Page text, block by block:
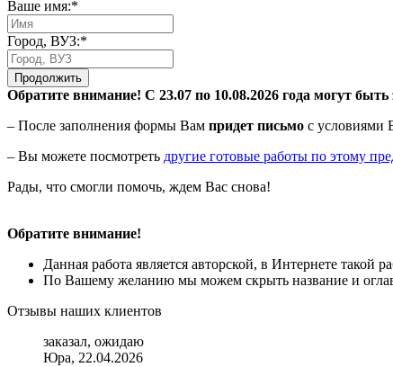
Ваше имя:*
Город, ВУЗ:*
Продолжить
Обратите внимание! С 23.07 по 10.08.2026 года могут
– После заполнения формы Вам придет письмо с условиями
– Вы можете посмотреть другие готовые работы по этому
Рады, что смогли помочь, ждем Вас снова!
Обратите внимание!
Данная работа является авторской, в Интернете такой
По Вашему желанию мы можем скрыть название и
Отзывы наших клиентов
заказал, ожидаю
Юра, 22.04.2026